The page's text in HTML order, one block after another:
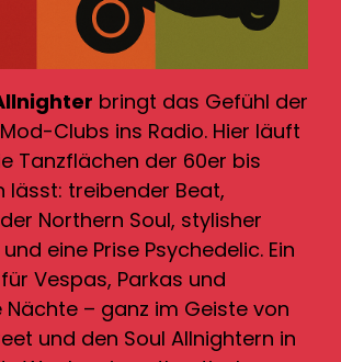
bringt das Gefühl der
Clubs ins Radio. Hier läuft
Tanzflächen der 60er bis
lässt: treibender Beat,
Northern Soul, stylisher
eine Prise Psychedelic. Ein
Vespas, Parkas und
– ganz im Geiste von
und den Soul Allnightern in